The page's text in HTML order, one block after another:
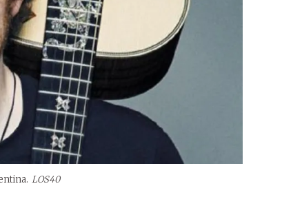
LOS40